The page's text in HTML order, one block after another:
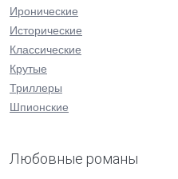
Иронические
Исторические
Классические
Крутые
Триллеры
Шпионские
Любовные романы